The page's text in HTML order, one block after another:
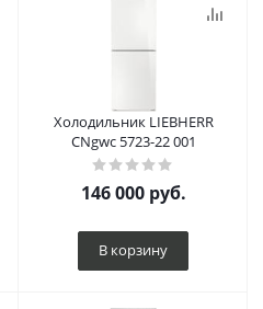
Холодильник LIEBHERR
CNgwc 5723-22 001
146 000руб.
В корзину